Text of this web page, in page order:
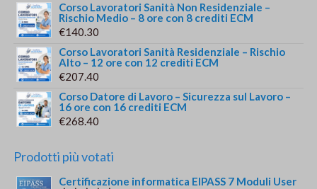
Corso Lavoratori Sanità Non Residenziale –
Rischio Medio – 8 ore con 8 crediti ECM
€140.30
Corso Lavoratori Sanità Residenziale – Rischio
Alto – 12 ore con 12 crediti ECM
€207.40
Corso Datore di Lavoro – Sicurezza sul Lavoro –
16 ore con 16 crediti ECM
€268.40
Prodotti più votati
Certificazione informatica EIPASS 7 Moduli User